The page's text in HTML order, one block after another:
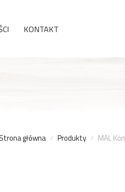
KONTAKT
Strona główna Produkty MAL